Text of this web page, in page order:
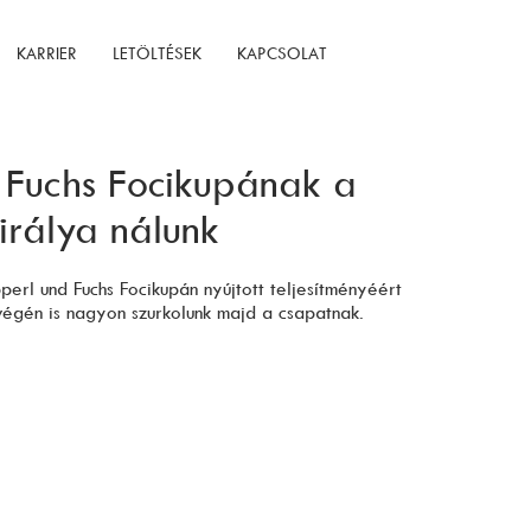
KARRIER LETÖLTÉSEK KAPCSOLAT
Focikupának a
nálunk
und Fuchs Focikupán nyújtott teljesítményéért
is nagyon szurkolunk majd a csapatnak.